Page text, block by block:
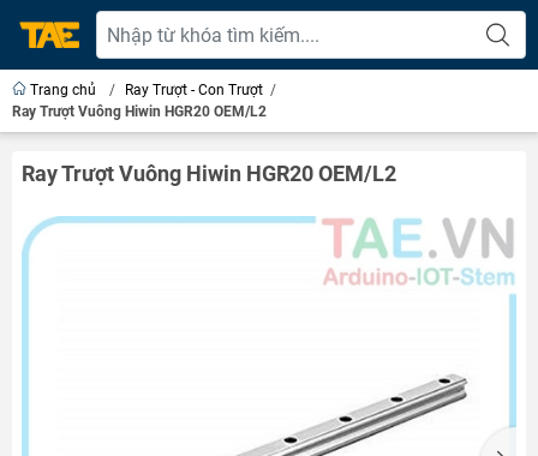
Trang chủ / Ray Trượt - Con Trượt /
Ray Trượt Vuông Hiwin HGR20 OEM/L2
Ray Trượt Vuông Hiwin HGR20 OEM/L2